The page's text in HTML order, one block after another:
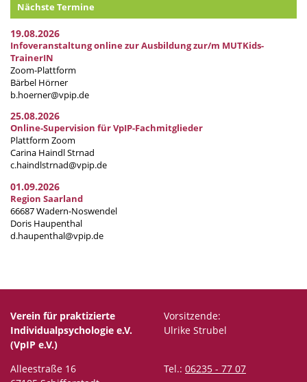
Nächste Termine
19.08.2026
Infoveranstaltung online zur Ausbildung zur/m MUTKids-
TrainerIN
Zoom-Plattform
Bärbel Hörner
b.hoerner@vpip.de
25.08.2026
Online-Supervision für VpIP-Fachmitglieder
Plattform Zoom
Carina Haindl Strnad
c.haindlstrnad@vpip.de
01.09.2026
Region Saarland
66687 Wadern-Noswendel
Doris Haupenthal
d.haupenthal@vpip.de
Verein für praktizierte
Individualpsychologie e.V.
(VpIP e.V.)
Vorsitzende:
Ulrike Strubel
Alleestraße 16
Tel.: 06235 - 77 07